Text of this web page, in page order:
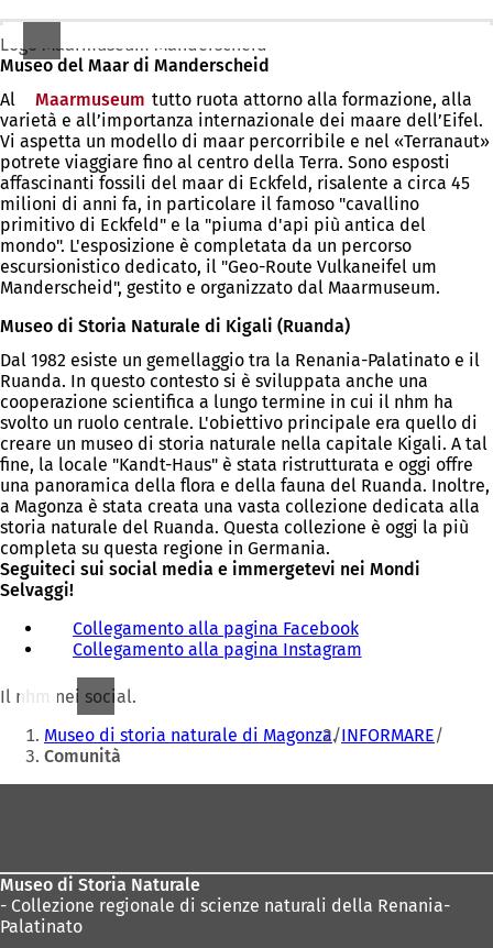
Logo Maarmuseum Manderscheid
Museo del Maar di Manderscheid
Al
Maarmuseum (Si
apre
in
una
nuova
scheda)
tutto ruota attorno alla formazione, alla
varietà e all’importanza internazionale dei maare dell’Eifel.
Vi aspetta un modello di maar percorribile e nel «Terranaut»
potrete viaggiare fino al centro della Terra. Sono esposti
affascinanti fossili del maar di Eckfeld, risalente a circa 45
milioni di anni fa, in particolare il famoso "cavallino
primitivo di Eckfeld" e la "piuma d'api più antica del
mondo". L'esposizione è completata da un percorso
escursionistico dedicato, il "Geo-Route Vulkaneifel um
Manderscheid", gestito e organizzato dal Maarmuseum.
Museo di Storia Naturale di Kigali (Ruanda)
Dal 1982 esiste un gemellaggio tra la Renania-Palatinato e il
Ruanda. In questo contesto si è sviluppata anche una
cooperazione scientifica a lungo termine in cui il nhm ha
svolto un ruolo centrale. L'obiettivo principale era quello di
creare un museo di storia naturale nella capitale Kigali. A tal
fine, la locale "Kandt-Haus" è stata ristrutturata e oggi offre
una panoramica della flora e della fauna del Ruanda. Inoltre,
a Magonza è stata creata una vasta collezione dedicata alla
storia naturale del Ruanda. Questa collezione è oggi la più
completa su questa regione in Germania.
Seguiteci sui social media e immergetevi nei Mondi
Selvaggi!
Collegamento alla pagina Facebook(
S
r
n
u
Collegamento alla pagina Instagram
p
a
n
Il nhm nei social.
Siete
qui:
Museo di storia naturale di Magonza INFORMARE
Comunità
Museo di Storia Naturale
- Collezione regionale di scienze naturali della Renania-
Palatinato